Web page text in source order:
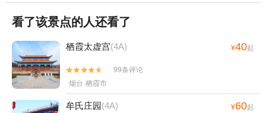
看了该景点的人还看了
栖霞太虚宫(4A) ¥40起


99条评论
烟台·栖霞市
牟氏庄园(4A) ¥60起